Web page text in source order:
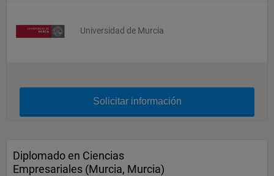
Universidad de Murcia
Solicitar información
Diplomado en Ciencias
Empresariales (Murcia, Murcia)